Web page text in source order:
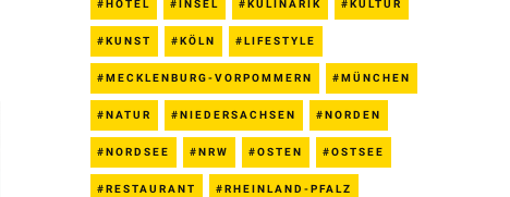
HOTEL INSEL KULINARIK KULTUR
KUNST KÖLN LIFESTYLE
MECKLENBURG-VORPOMMERN MÜNCHEN
NATUR NIEDERSACHSEN NORDEN
NORDSEE NRW OSTEN OSTSEE
RESTAURANT RHEINLAND-PFALZ